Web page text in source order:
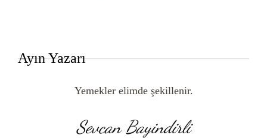
Ayın Yazarı
Yemekler elimde şekillenir.
Sevcan Bayindirli